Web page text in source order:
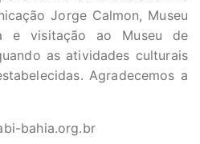
Jorge Calmon, Museu
e visitação ao Museu de
as atividades culturais
Agradecemos a
bahia.org.br